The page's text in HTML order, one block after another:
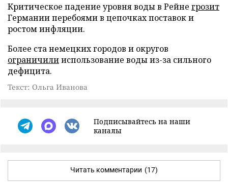
Критическое падение уровня воды в Рейне грозит
Германии перебоями в цепочках поставок и
ростом инфляции.
Более ста немецких городов и округов
ограничилииспользование воды из-за сильного
дефицита.
Текст: Ольга Иванова
Подписывайтесь на наши
каналы
Читать комментарии (17)